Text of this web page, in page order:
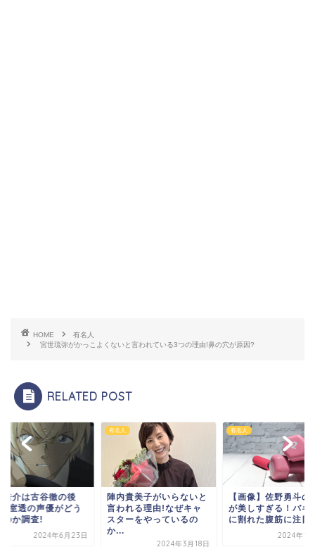
HOME
有名人
宮世琉弥がかっこよくないと言われている3つの理由!鼻の穴が原因?
RELATED POST
貴美子がいらないと
れる理由!なぜキャ
ーをやっているの
有名人
【画像】佐野勇斗の筋肉
が美しすぎる！バキバキ
に割れた腹筋に注目
有名人
岡野浩介は古谷徹の
任?安室透の声優が
なるのか調査!
2024年6